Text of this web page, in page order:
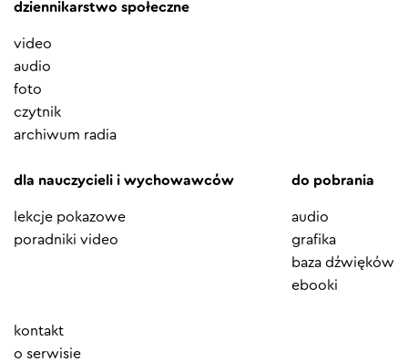
dziennikarstwo społeczne
video
audio
foto
czytnik
archiwum radia
dla nauczycieli i wychowawców
lekcje pokazowe
poradniki video
do pobrania
audio
grafika
baza dźwięków
ebooki
Element
menu
kontakt
o serwisie